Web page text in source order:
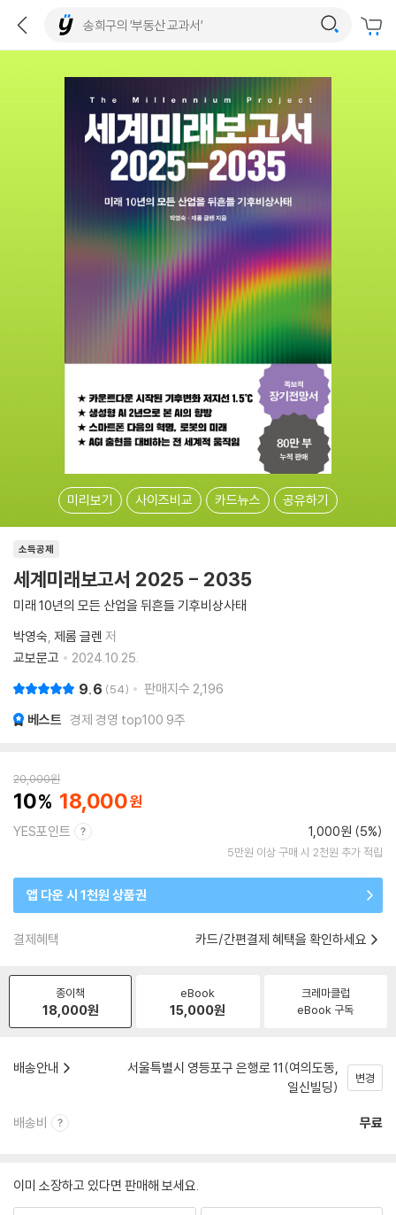
미리보기 사이즈비교 카드뉴스 공유하기
소득공제
세계미래보고서 2025 - 2035
미래 10년의 모든 산업을 뒤흔들 기후비상사태
박영숙 제롬 글렌 저
교보문고
2024.10.25.
9.6 54 판매지수 2,196
베스트 경제 경영 top100 9주
20,000원
10 18,000
YES포인트 1,000원 (5%)
5만원 이상 구매 시 2천원 추가 적립
앱 다운 시 1천원 상품권
결제혜택 카드/간편결제 혜택을 확인하세요
종이책
18,000원
eBook
15,000원
크레마클럽
eBook 구독
배송안내
서울특별시 영등포구 은행로 11(여의도동,
일신빌딩)
변경
배송비 무료
이미 소장하고 있다면 판매해 보세요.